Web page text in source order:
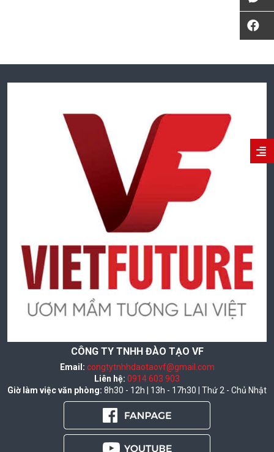
CÔNG TY TNHH ĐÀO TẠO VF
Email: congtytnhhdaotaovf@gmail.com
Liên hệ: 0914 603 903
Giờ làm việc văn phòng: 8h30 - 12h | 13h - 17h30 | Thứ 2 - Chủ Nhật